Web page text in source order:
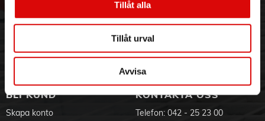
Tillåt alla
Tillåt urval
Avvisa
- Lock som öppnas genom att man drar det uppåt
- 360° bas med sladdförvaring
- 2400W
Visselblåsning
Aktuellt på Order
Ansökan om RMA
Godsefterlysning & Felleverans
Integritetspolicy
Om cookies
BLI KUND
Skapa konto
KONTAKTA OSS
Telefon: 042 - 25 23 00